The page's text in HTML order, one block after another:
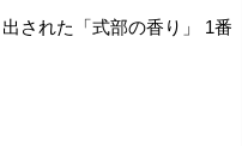
された「式部の香り」 1番